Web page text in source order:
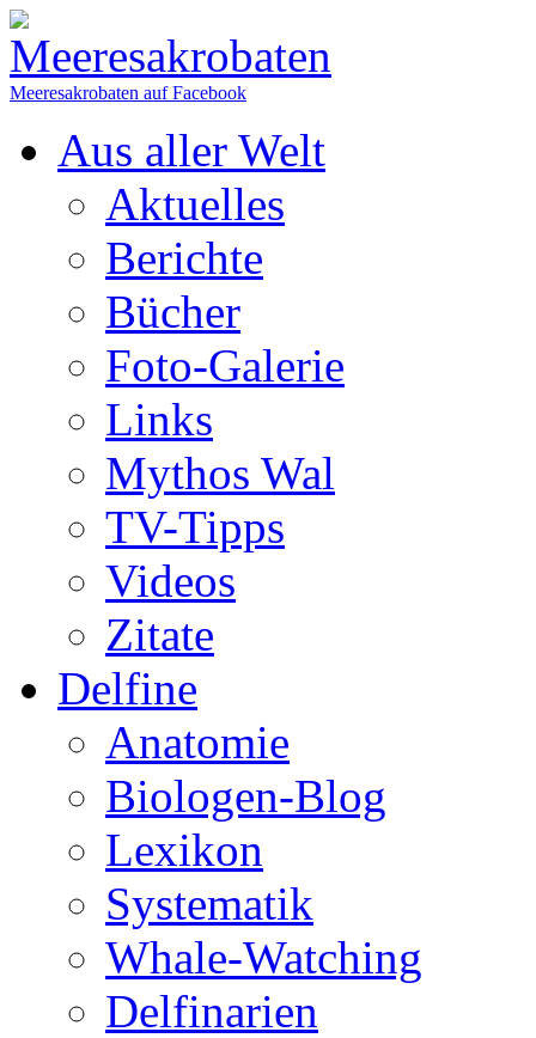
Meeresakrobaten auf Facebook
Aus aller Welt
Aktuelles
Berichte
Bücher
Foto-Galerie
Links
Mythos Wal
TV-Tipps
Videos
Zitate
Delfine
Anatomie
Biologen-Blog
Lexikon
Systematik
Whale-Watching
Delfinarien